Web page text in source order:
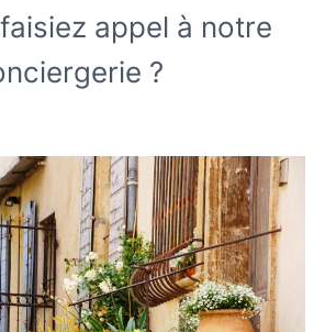
appel à notre
?